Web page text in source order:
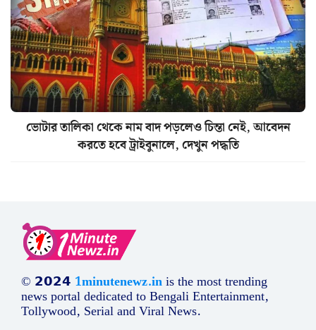
ভোটার তালিকা থেকে নাম বাদ পড়লেও চিন্তা নেই, আবেদন
করতে হবে ট্রাইবুনালে, দেখুন পদ্ধতি
© 𝟮𝟬𝟮𝟰 1minutenewz.inis the most trending
news portal dedicated to Bengali Entertainment,
Tollywood, Serial and Viral News.